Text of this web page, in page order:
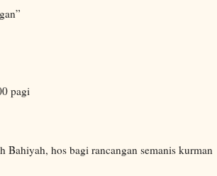
pagi
Bahiyah, hos bagi rancangan semanis kurman